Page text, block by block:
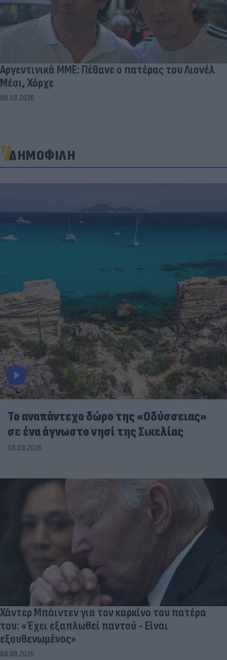
Αργεντινικά ΜΜΕ: Πέθανε ο πατέρας του Λιονέλ
Μέσι, Χόρχε
08.08.2026
ΔΗΜΟΦΙΛΗ
To αναπάντεχο δώρο της «Οδύσσειας»
σε ένα άγνωστο νησί της Σικελίας
08.08.2026
Χάντερ Μπάιντεν για τον καρκίνο του πατέρα
του: «Έχει εξαπλωθεί παντού - Είναι
εξουθενωμένος»
08.08.2026